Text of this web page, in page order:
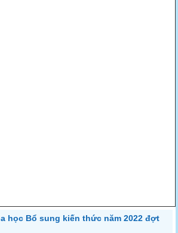
học Bổ sung kiến thức năm 2022 đợt